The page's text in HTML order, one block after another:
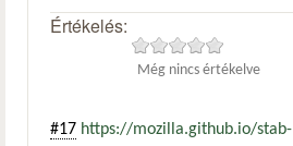
Értékelés:
Még nincs értékelve
#17 https://mozilla.github.io/stab-